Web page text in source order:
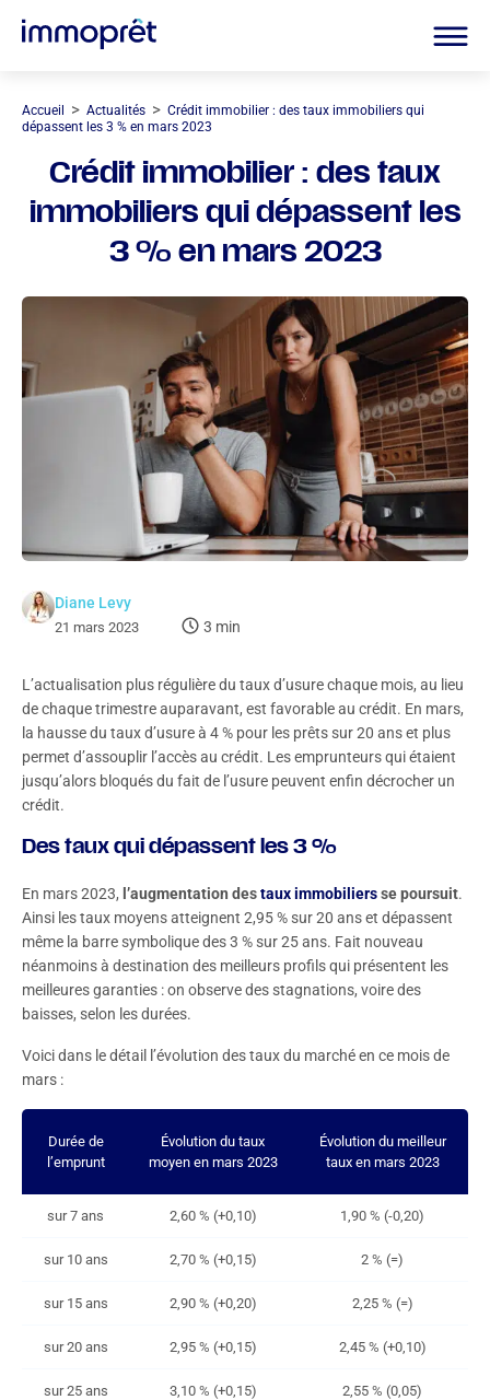
Accueil > Actualités > Crédit immobilier : des taux immobiliers qui
dépassent les 3 % en mars 2023
Crédit immobilier : des taux
immobiliers qui dépassent les
3 % en mars 2023
Diane Levy
21 mars 2023 3 min
L’actualisation plus régulière du taux d’usure chaque mois, au lieu
de chaque trimestre auparavant, est favorable au crédit. En mars,
la hausse du taux d’usure à 4 % pour les prêts sur 20 ans et plus
permet d’assouplir l’accès au crédit. Les emprunteurs qui étaient
jusqu’alors bloqués du fait de l’usure peuvent enfin décrocher un
crédit.
Des taux qui dépassent les 3 %
En mars 2023, l’augmentation destaux immobiliersse poursuit.
Ainsi les taux moyens atteignent 2,95 % sur 20 ans et dépassent
même la barre symbolique des 3 % sur 25 ans. Fait nouveau
néanmoins à destination des meilleurs profils qui présentent les
meilleures garanties : on observe des stagnations, voire des
baisses, selon les durées.
Voici dans le détail l’évolution des taux du marché en ce mois de
mars :
Durée de
l’emprunt
Évolution du taux
moyen en mars 2023
Évolution du meilleur
taux en mars 2023
sur 7 ans 2,60 % (+0,10) 1,90 % (-0,20)
sur 10 ans 2,70 % (+0,15) 2 % (=)
sur 15 ans 2,90 % (+0,20) 2,25 % (=)
sur 20 ans 2,95 % (+0,15) 2,45 % (+0,10)
sur 25 ans 3,10 % (+0,15) 2,55 % (0,05)